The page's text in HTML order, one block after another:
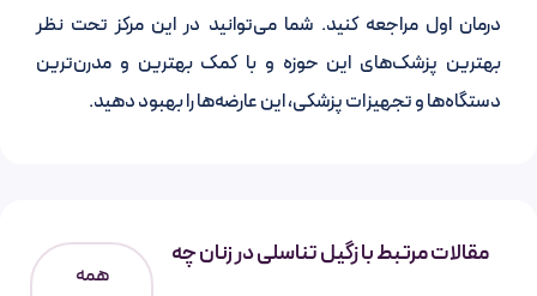
درمان اول مراجعه کنید. شما می‌توانید در این مرکز تحت نظر
بهترین پزشک‌های این حوزه و با کمک بهترین و مدرن‌ترین
دستگاه‌ها و تجهیزات پزشکی، این عارضه‌ها را بهبود دهید.
مقالات مرتبط با زگیل تناسلی در زنان چه
همه